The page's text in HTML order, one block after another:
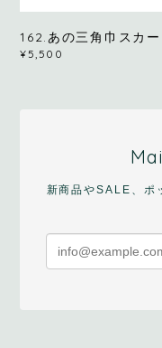
162.あの三角巾スカー
¥5,500
新商品やSALE、ポ